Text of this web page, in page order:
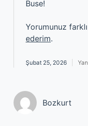
Buse!
Yorumunuz
ederim.
Şubat 25, 2026
Bozkurt